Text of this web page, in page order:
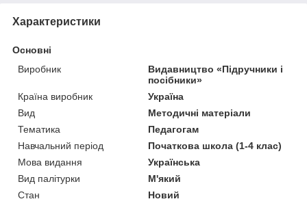
Характеристики
Основні
Виробник
Видавництво «Підручники і
посібники»
Країна виробник
Україна
Вид
Методичні матеріали
Тематика
Педагогам
Навчальний період
Початкова школа (1-4 клас)
Мова видання
Українська
Вид палітурки
М'який
Стан
Новий